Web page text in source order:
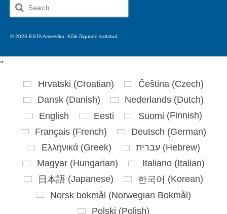
Search
for:
© 2026 ESTA Ameerika. Kõik õigused kaitstud.
''
Hrvatski (Croatian) Čeština(Czech)
Dansk (Danish) Nederlands (Dutch)
English
Eesti Suomi (Finnish)
Français (French) Deutsch (German)
Ελληνικά(Greek) עברית(Hebrew)
Magyar(Hungarian) Italiano(Italian)
日本語 (Japanese) 한국어 (Korean)
Norsk bokmål (Norwegian Bokmål)
Polski (Polish)